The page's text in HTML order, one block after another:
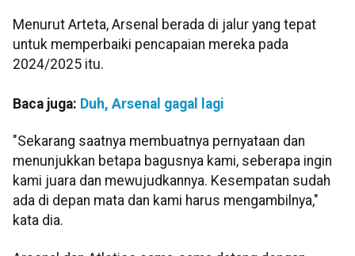
Menurut Arteta, Arsenal berada di jalur yang tepat
untuk memperbaiki pencapaian mereka pada
2024/2025 itu.
Baca juga: Duh, Arsenal gagal lagi
"Sekarang saatnya membuatnya pernyataan dan
menunjukkan betapa bagusnya kami, seberapa ingin
kami juara dan mewujudkannya. Kesempatan sudah
ada di depan mata dan kami harus mengambilnya,"
kata dia.